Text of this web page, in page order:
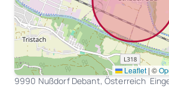
Leaflet | ©
9990 Nußdorf Debant, Österreich